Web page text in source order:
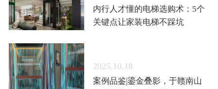
内行人才懂的电梯选购术：5个
关键点让家装电梯不踩坑
2025.10.18
案例品鉴|鎏金叠影，于赣南山